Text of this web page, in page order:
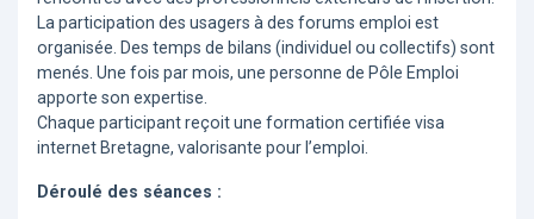
La participation des usagers à des forums emploi est
organisée. Des temps de bilans (individuel ou collectifs) sont
menés. Une fois par mois, une personne de Pôle Emploi
apporte son expertise.
Chaque participant reçoit une formation certifiée visa
internet Bretagne, valorisante pour l’emploi.
Déroulé des séances :